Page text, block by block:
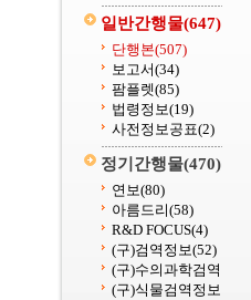
일반간행물(647)
단행본(507)
보고서(34)
팜플렛(85)
법령정보(19)
사전정보공표(2)
정기간행물(470)
연보(80)
아름드리(58)
R&D FOCUS(4)
(구)검역정보(52)
(구)수의과학검역
(구)식물검역정보